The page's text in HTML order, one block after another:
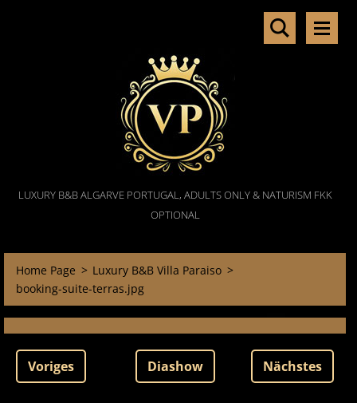
LUXURY B&B ALGARVE PORTUGAL, ADULTS ONLY & NATURISM FKK
OPTIONAL
Home Page > Luxury B&B Villa Paraiso >
booking-suite-terras.jpg
Voriges Diashow Nächstes